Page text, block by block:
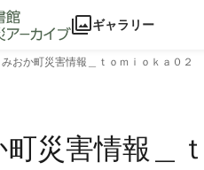
ギャラリー
みおか町災害情報＿ｔｏｍｉｏｋａ０２
災害情報＿